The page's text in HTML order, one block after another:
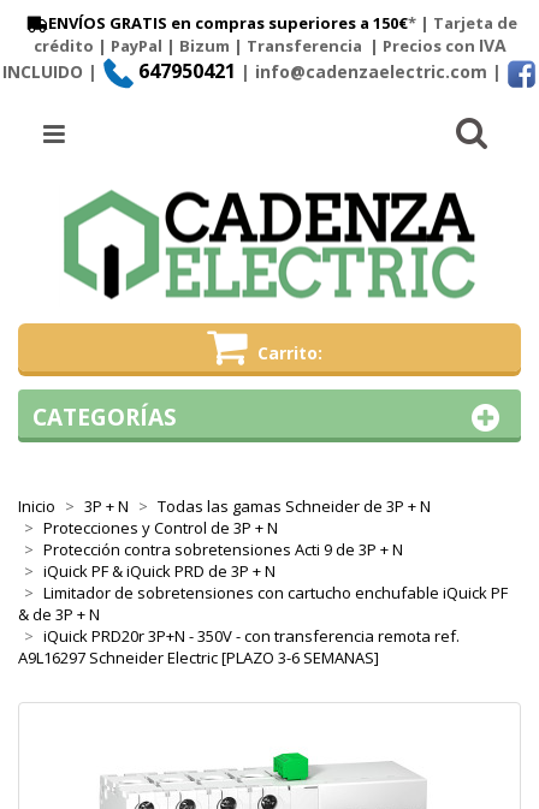
ENVÍOS GRATIS en compras superiores a 150€* | Tarjeta de
crédito | PayPal | Bizum | Transferencia | Precios con IVA
INCLUIDO |
647950421 | info@cadenzaelectric.com |
Carrito
Menú
Inicio 3P + N
Todas las gamas Schneider de 3P + N
Protecciones y Control de 3P + N
Protección contra sobretensiones Acti 9 de 3P + N
iQuick PF & iQuick PRD de 3P + N
Limitador de sobretensiones con cartucho enchufable iQuick PF
& de 3P + N
iQuick PRD20r 3P+N - 350V - con transferencia remota ref.
A9L16297 Schneider Electric [PLAZO 3-6 SEMANAS]
CATEGORÍAS